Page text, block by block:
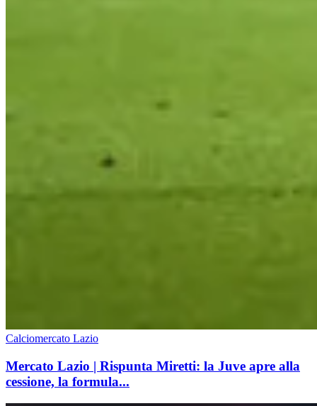
Calciomercato Lazio
Mercato Lazio | Rispunta Miretti: la Juve apre alla
cessione, la formula...